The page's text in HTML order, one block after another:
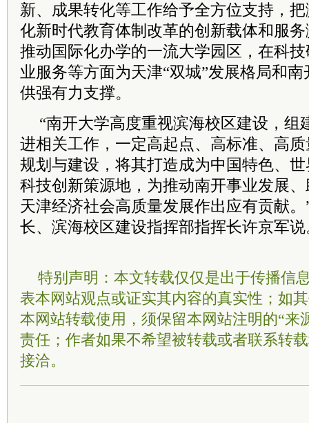
新、成果转化等工作给予全方位支持，
化新时代教育体制改革的创新载体和服
推动国际化办学的一流大学园区，在科
业服务等方面为天津“双城”发展格局和
供强有力支撑。
“南开大学高度重视滨海校区建设，组
进相关工作，一定高起点、高标准、高
规划与建设，将其打造成为中国特色、
科技创新策源地，为推动南开事业发展
天津经济社会高质量发展作出应有贡献
长、滨海校区建设指挥部指挥长许京军
特别声明：本文转载仅仅是出于传播信
表本网站观点或证实其内容的真实性；如
本网站转载使用，须保留本网站注明的“来
责任；作者如果不希望被转载或者联系转
接洽。